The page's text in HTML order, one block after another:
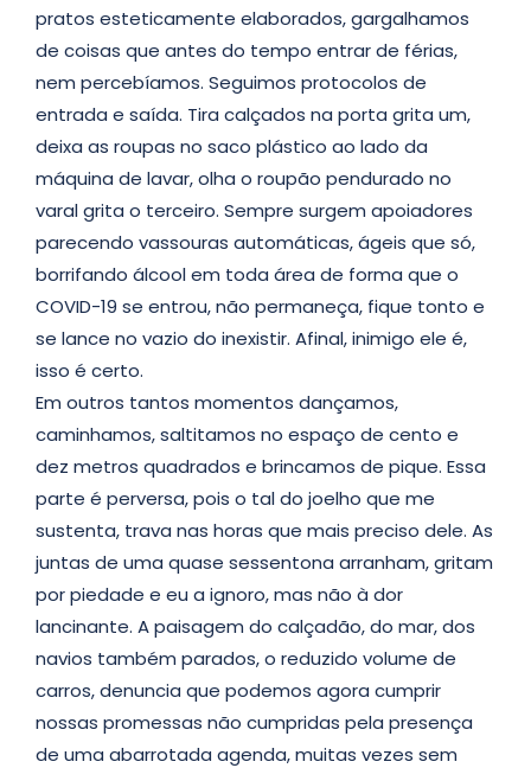
pratos esteticamente elaborados, gargalhamos
de coisas que antes do tempo entrar de férias,
nem percebíamos. Seguimos protocolos de
entrada e saída. Tira calçados na porta grita um,
deixa as roupas no saco plástico ao lado da
máquina de lavar, olha o roupão pendurado no
varal grita o terceiro. Sempre surgem apoiadores
parecendo vassouras automáticas, ágeis que só,
borrifando álcool em toda área de forma que o
COVID-19 se entrou, não permaneça, fique tonto e
se lance no vazio do inexistir. Afinal, inimigo ele é,
isso é certo.
Em outros tantos momentos dançamos,
caminhamos, saltitamos no espaço de cento e
dez metros quadrados e brincamos de pique. Essa
parte é perversa, pois o tal do joelho que me
sustenta, trava nas horas que mais preciso dele. As
juntas de uma quase sessentona arranham, gritam
por piedade e eu a ignoro, mas não à dor
lancinante. A paisagem do calçadão, do mar, dos
navios também parados, o reduzido volume de
carros, denuncia que podemos agora cumprir
nossas promessas não cumpridas pela presença
de uma abarrotada agenda, muitas vezes sem